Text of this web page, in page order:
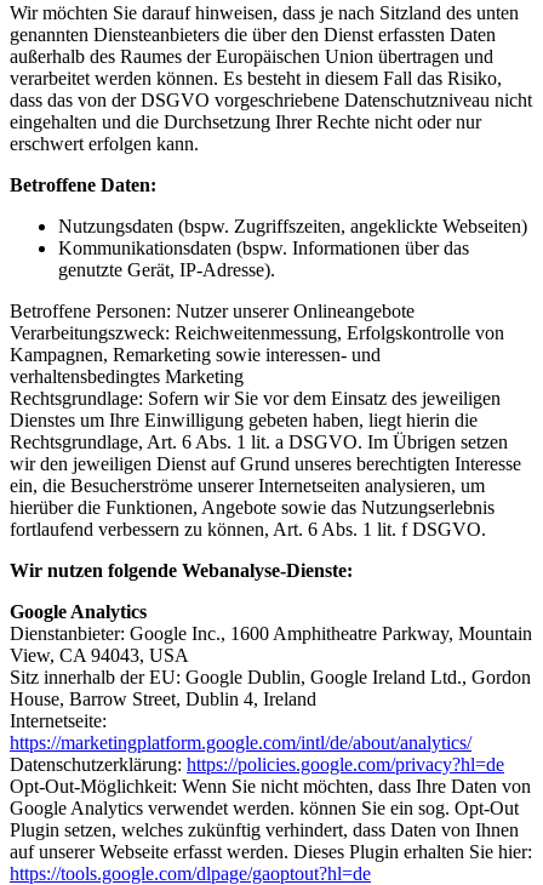
Wir möchten Sie darauf hinweisen, dass je nach Sitzland des unten
genannten Diensteanbieters die über den Dienst erfassten Daten
außerhalb des Raumes der Europäischen Union übertragen und
verarbeitet werden können. Es besteht in diesem Fall das Risiko,
dass das von der DSGVO vorgeschriebene Datenschutzniveau nicht
eingehalten und die Durchsetzung Ihrer Rechte nicht oder nur
erschwert erfolgen kann.
Betroffene Daten:
Nutzungsdaten (bspw. Zugriffszeiten, angeklickte Webseiten)
Kommunikationsdaten (bspw. Informationen über das
genutzte Gerät, IP-Adresse).
Betroffene Personen: Nutzer unserer Onlineangebote
Verarbeitungszweck: Reichweitenmessung, Erfolgskontrolle von
Kampagnen, Remarketing sowie interessen- und
verhaltensbedingtes Marketing
Rechtsgrundlage: Sofern wir Sie vor dem Einsatz des jeweiligen
Dienstes um Ihre Einwilligung gebeten haben, liegt hierin die
Rechtsgrundlage, Art. 6 Abs. 1 lit. a DSGVO. Im Übrigen setzen
wir den jeweiligen Dienst auf Grund unseres berechtigten Interesse
ein, die Besucherströme unserer Internetseiten analysieren, um
hierüber die Funktionen, Angebote sowie das Nutzungserlebnis
fortlaufend verbessern zu können, Art. 6 Abs. 1 lit. f DSGVO.
Wir nutzen folgende Webanalyse-Dienste:
Google Analytics
Dienstanbieter: Google Inc., 1600 Amphitheatre Parkway, Mountain
View, CA 94043, USA
Sitz innerhalb der EU: Google Dublin, Google Ireland Ltd., Gordon
House, Barrow Street, Dublin 4, Ireland
Internetseite:
https://marketingplatform.google.com/intl/de/about/analytics/
Datenschutzerklärung: https://policies.google.com/privacy?hl=de
Opt-Out-Möglichkeit: Wenn Sie nicht möchten, dass Ihre Daten von
Google Analytics verwendet werden. können Sie ein sog. Opt-Out
Plugin setzen, welches zukünftig verhindert, dass Daten von Ihnen
auf unserer Webseite erfasst werden. Dieses Plugin erhalten Sie hier:
https://tools.google.com/dlpage/gaoptout?hl=de